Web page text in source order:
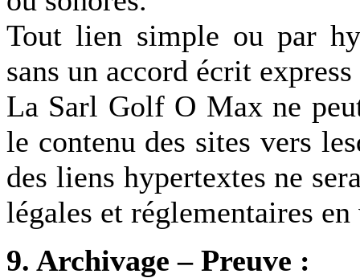
Tout lien simple ou par
sans un accord écrit
La Sarl Golf O Max ne
le contenu des sites vers
des liens hypertextes ne
légales et réglementaires
9. Archivage – Preuve :